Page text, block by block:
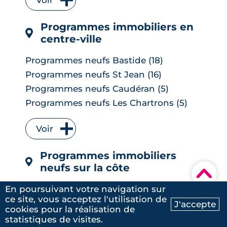
Ma recherche Contactez-nous
▾
Dans notre recherche de projet d'
Programmes neufs Floirac (7)
Programmes neufs Le Bouscat (6)
Programmes neufs Cenon (6)
Programmes neufs Lormont (6)
Programmes neufs Le Taillan-Médoc (6)
Programmes neufs Carbon-Blanc (5)
Programmes neufs Parempuyre (5)
Bordeaux (4)
Programmes neufs Bègles (4)
Programmes neufs Blanquefort (4)
Programmes neufs Ambarès-et-
Lagrave (3)
Programmes neufs Gradignan (3)
Programmes neufs Saint-Médard-en-
Jalles (3)
Programmes immobiliers en
centre-ville
Programmes neufs Bastide (18)
Programmes neufs St Jean (16)
Programmes neufs Caudéran (5)
Programmes neufs Les Chartrons (5)
Programmes neufs Lac (5)
Programmes neufs Les Capucins (3)
Programmes neufs Bacalan (1)
Programmes neufs Hotel de ville
Quinconces (1)
Voir
Programmes immobiliers
neufs sur la côte
Programmes neufs Anglet (11)
Programmes neufs Bayonne (11)
Programmes neufs Andernos-les-Bains
En poursuivant votre navigation sur
ce site, vous acceptez l'utilisation de
cookies pour la réalisation de
statistiques de visites.
J'accepte